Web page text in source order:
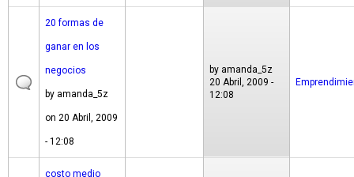
20 formas de
ganar en los
negocios
by amanda_5z
on 20 Abril, 2009
- 12:08
by amanda_5z
20 Abril, 2009 -
12:08
costo medio